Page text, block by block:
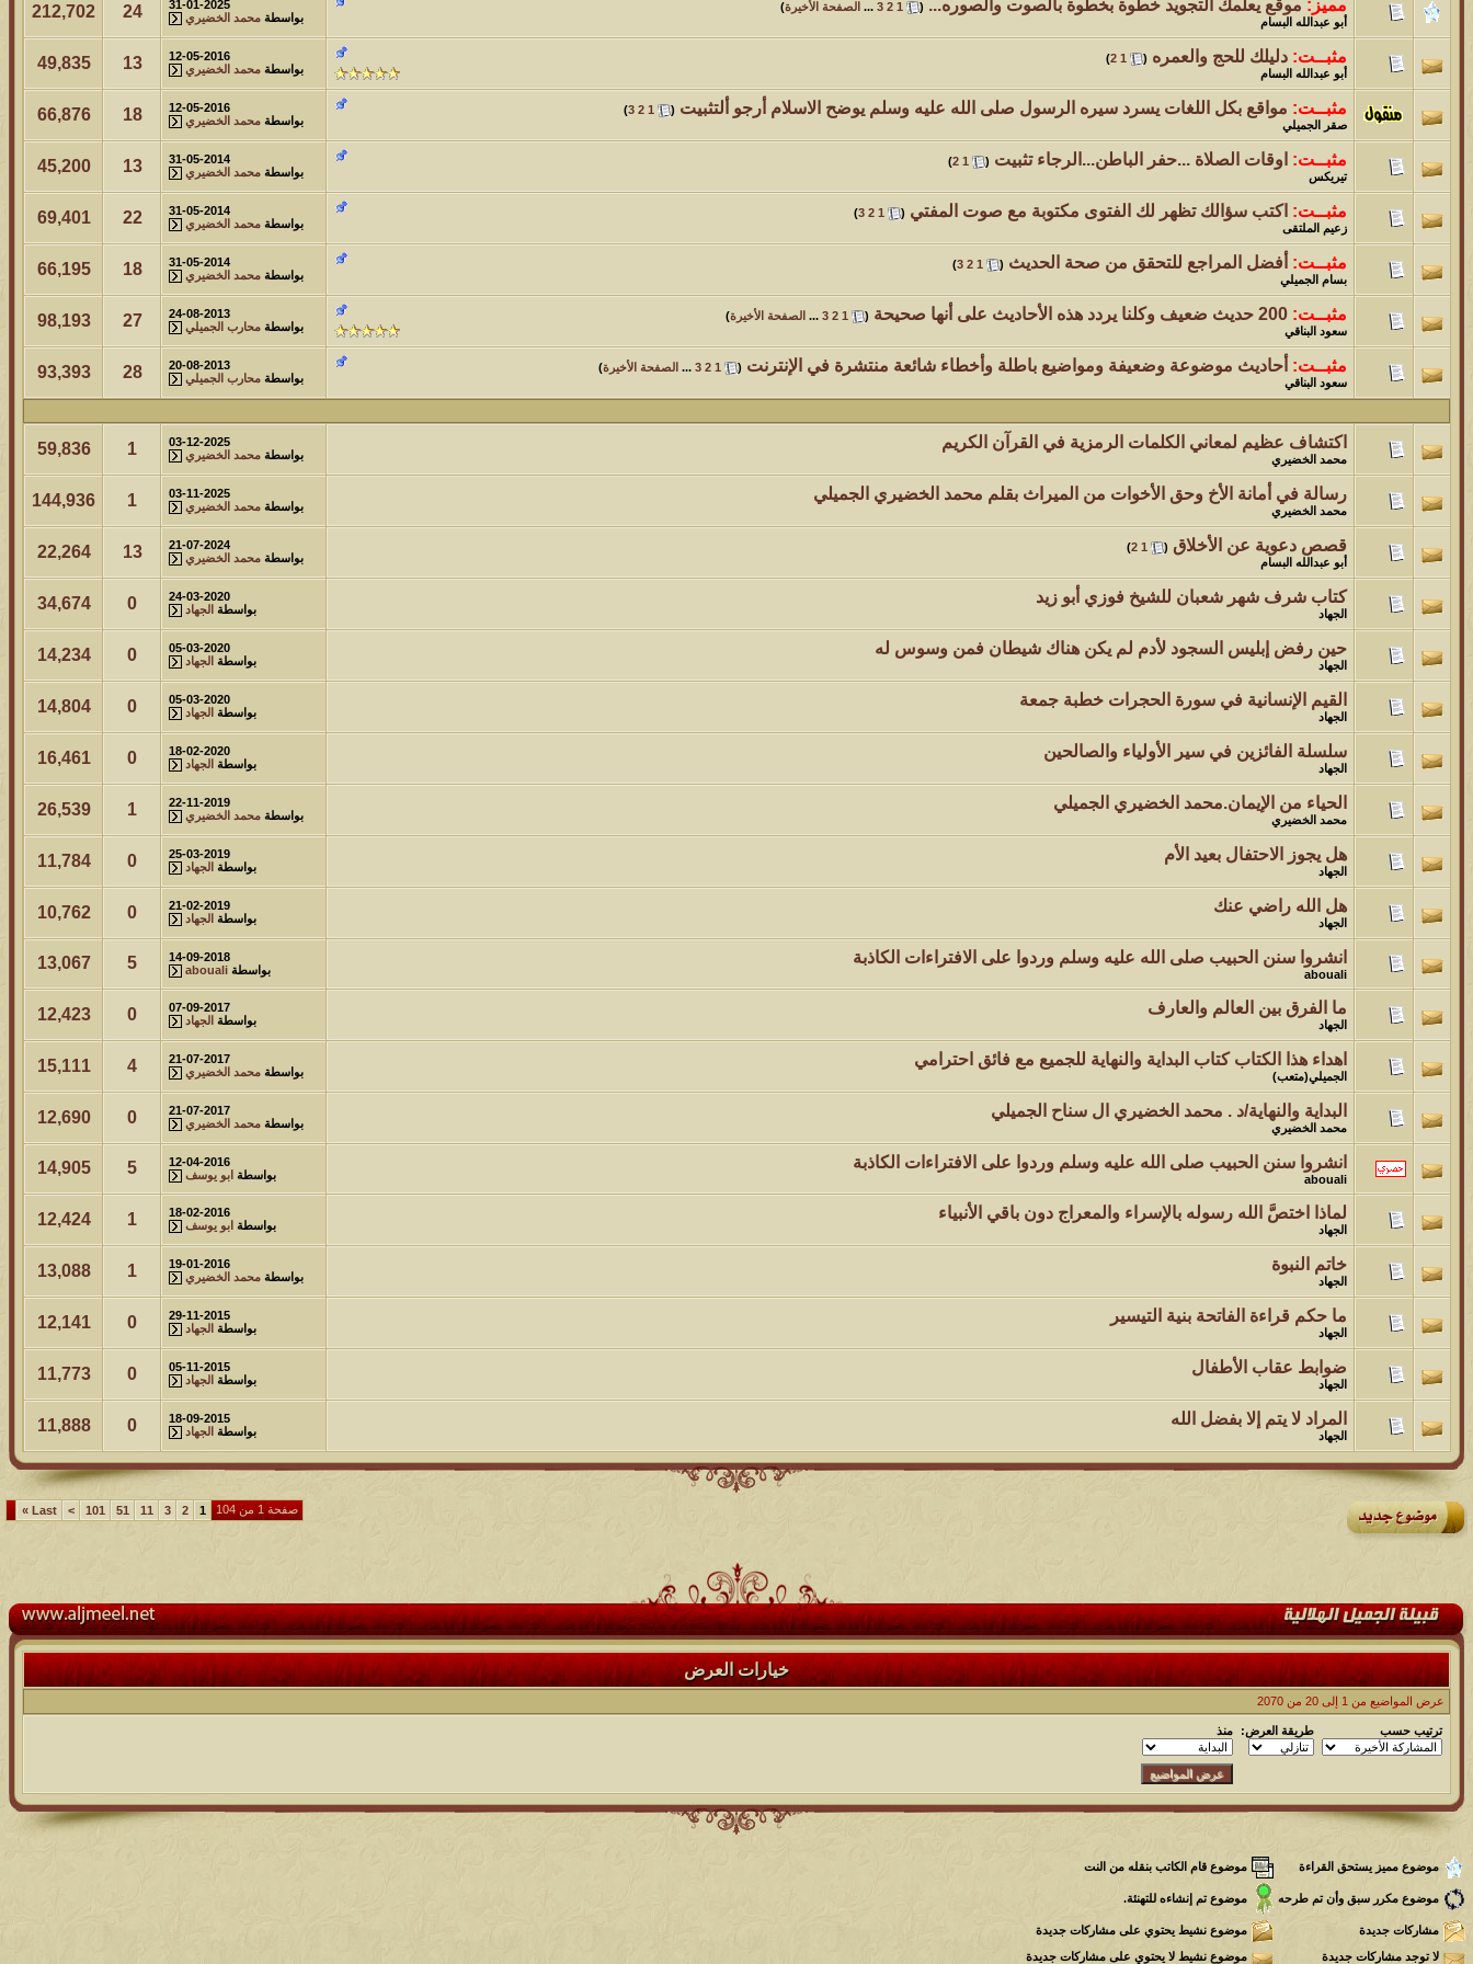
مميز: موقع يعلمك التجويد خطوة بخطوة بالصوت والصوره... (
1
2
3
... الصفحة الأخيرة)
أبو عبدالله البسام
31-01-2025
بواسطة محمد الخضيري 24
212,702
مثبــت: دليلك للحج والعمره (
1
2
)
أبو عبدالله البسام
12-05-2016
بواسطة محمد الخضيري 13
49,835
مثبــت: مواقع بكل اللغات يسرد سيره الرسول صلى الله عليه وسلم يوضح الاسلام أرجو ألتثبيت (
1
2
3
)
صقر الجميلي
12-05-2016
بواسطة محمد الخضيري 18
66,876
مثبــت: اوقات الصلاة ...حفر الباطن...الرجاء تثبيت (
1
2
)
تيريكس
31-05-2014
بواسطة محمد الخضيري 13
45,200
مثبــت: اكتب سؤالك تظهر لك الفتوى مكتوبة مع صوت المفتي (
1
2
3
)
زعيم الملتقى
31-05-2014
بواسطة محمد الخضيري 22
69,401
مثبــت: أفضل المراجع للتحقق من صحة الحديث (
1
2
3
)
بسام الجميلي
31-05-2014
بواسطة محمد الخضيري 18
66,195
مثبــت: 200 حديث ضعيف وكلنا يردد هذه الأحاديث على أنها صحيحة (
1
2
3
... الصفحة الأخيرة)
سعود البناقي
24-08-2013
بواسطة محارب الجميلي 27
98,193
مثبــت: أحاديث موضوعة وضعيفة ومواضيع باطلة وأخطاء شائعة منتشرة في الإنترنت (
1
2
3
... الصفحة الأخيرة)
سعود البناقي
20-08-2013
بواسطة محارب الجميلي 28
93,393
اكتشاف عظيم لمعاني الكلمات الرمزية في القرآن الكريم
محمد الخضيري
03-12-2025
بواسطة محمد الخضيري 1
59,836
رسالة في أمانة الأخ وحق الأخوات من الميراث بقلم محمد الخضيري الجميلي
محمد الخضيري
03-11-2025
بواسطة محمد الخضيري 1
144,936
قصص دعوية عن الأخلاق (
1
2
)
أبو عبدالله البسام
21-07-2024
بواسطة محمد الخضيري 13
22,264
كتاب شرف شهر شعبان للشيخ فوزي أبو زيد
الجهاد
24-03-2020
بواسطة الجهاد 0
34,674
حين رفض إبليس السجود لأدم لم يكن هناك شيطان فمن وسوس له
الجهاد
05-03-2020
بواسطة الجهاد 0
14,234
القيم الإنسانية في سورة الحجرات خطبة جمعة
الجهاد
05-03-2020
بواسطة الجهاد 0
14,804
سلسلة الفائزين في سير الأولياء والصالحين
الجهاد
18-02-2020
بواسطة الجهاد 0
16,461
الحياء من الإيمان.محمد الخضيري الجميلي
محمد الخضيري
22-11-2019
بواسطة محمد الخضيري 1
26,539
هل يجوز الاحتفال بعيد الأم
الجهاد
25-03-2019
بواسطة الجهاد 0
11,784
هل الله راضي عنك
الجهاد
21-02-2019
بواسطة الجهاد 0
10,762
انشروا سنن الحبيب صلى الله عليه وسلم وردوا على الافتراءات الكاذبة
abouali
14-09-2018
بواسطة abouali
5
13,067
ما الفرق بين العالم والعارف
الجهاد
07-09-2017
بواسطة الجهاد 0
12,423
اهداء هذا الكتاب كتاب البداية والنهاية للجميع مع فائق احترامي
الجميلي(متعب)
21-07-2017
بواسطة محمد الخضيري 4
15,111
البداية والنهاية/د . محمد الخضيري ال سناح الجميلي
محمد الخضيري
21-07-2017
بواسطة محمد الخضيري 0
12,690
انشروا سنن الحبيب صلى الله عليه وسلم وردوا على الافتراءات الكاذبة
abouali
12-04-2016
بواسطة ابو يوسف 5
14,905
لماذا اختصَّ الله رسوله بالإسراء والمعراج دون باقي الأنبياء
الجهاد
18-02-2016
بواسطة ابو يوسف 1
12,424
خاتم النبوة
الجهاد
19-01-2016
بواسطة محمد الخضيري 1
13,088
ما حكم قراءة الفاتحة بنية التيسير
الجهاد
29-11-2015
بواسطة الجهاد 0
12,141
ضوابط عقاب الأطفال
الجهاد
05-11-2015
بواسطة الجهاد 0
11,773
المراد لا يتم إلا بفضل الله
الجهاد
18-09-2015
بواسطة الجهاد 0
11,888
صفحة 1 من 104 1
2
3
11
51
101
>
Last
»
خيارات العرض
عرض المواضيع من 1 إلى 20 من 2070
ترتيب حسب طريقة العرض: منذ
موضوع مميز يستحق القراءة موضوع قام الكاتب بنقله من النت
موضوع مكرر سبق وأن تم طرحه موضوع تم إنشاءه للتهنئة.
مشاركات جديدة
موضوع نشيط يحتوي على مشاركات جديدة
لا توجد مشاركات جديدة
موضوع نشيط لا يحتوي على مشاركات جديدة